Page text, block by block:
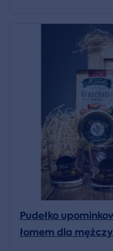
Pudełko
łomem dla